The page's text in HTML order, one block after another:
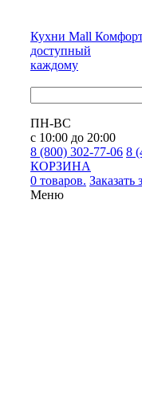
Кухни Mall
доступный
каждому
ПН-ВС
с 10:00 до 20:00
8 (800) 302-77-06 8
КОРЗИНА
0 товаров. Заказать
Меню